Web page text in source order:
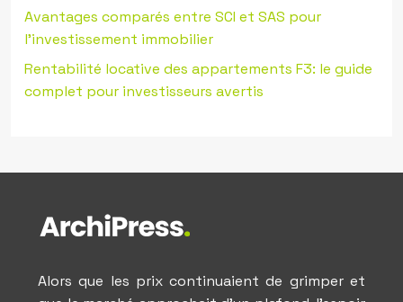
Avantages comparés entre SCI et SAS pour
l’investissement immobilier
Rentabilité locative des appartements F3: le guide
complet pour investisseurs avertis
Alors que les prix continuaient de grimper et